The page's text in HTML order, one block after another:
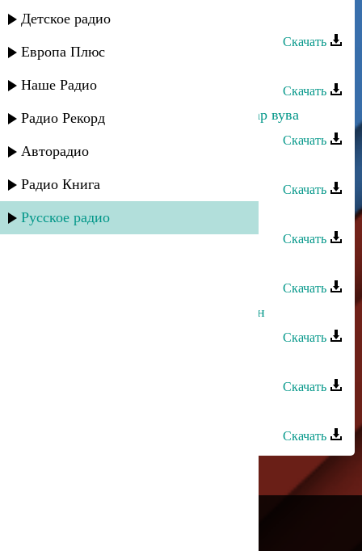
Детское радио
Европа Плюс
Наше Радио
Радио Рекорд
Авторадио
Радио Книга
Русское радио
Динара Гасанова - Яр яр
Скачать
Скачать
Динара Гасанова - Кюкдириз ухшар вува
Скачать
Динара Гасанова - Дада
Скачать
Динара Гасанова - Гъач
Скачать
Скачать
Динара Гасанова - Ватан Табасаран
Скачать
Скачать
Скачать